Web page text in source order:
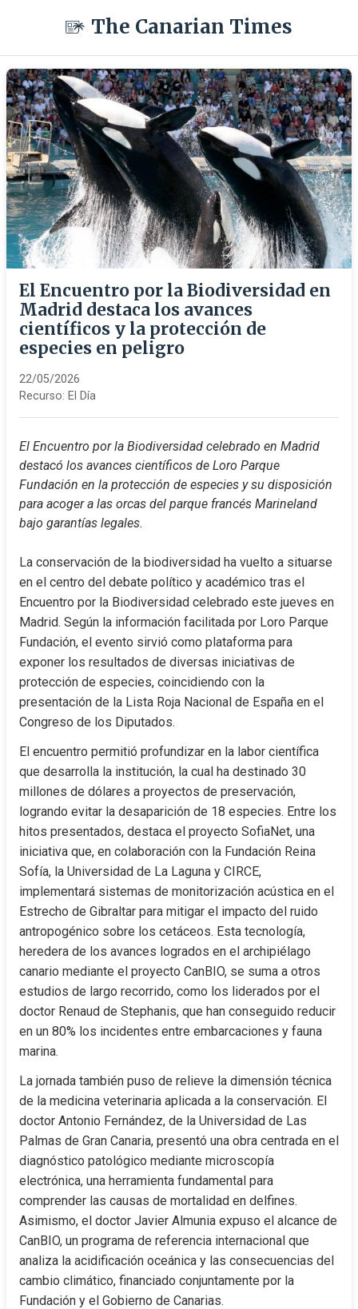
The Canarian Times
El Encuentro por la Biodiversidad en
Madrid destaca los avances
científicos y la protección de
especies en peligro
22/05/2026
Recurso: El Día
El Encuentro por la Biodiversidad celebrado en Madrid
destacó los avances científicos de Loro Parque
Fundación en la protección de especies y su disposición
para acoger a las orcas del parque francés Marineland
bajo garantías legales.
La conservación de la biodiversidad ha vuelto a situarse
en el centro del debate político y académico tras el
Encuentro por la Biodiversidad celebrado este jueves en
Madrid. Según la información facilitada por Loro Parque
Fundación, el evento sirvió como plataforma para
exponer los resultados de diversas iniciativas de
protección de especies, coincidiendo con la
presentación de la Lista Roja Nacional de España en el
Congreso de los Diputados.
El encuentro permitió profundizar en la labor científica
que desarrolla la institución, la cual ha destinado 30
millones de dólares a proyectos de preservación,
logrando evitar la desaparición de 18 especies. Entre los
hitos presentados, destaca el proyecto SofiaNet, una
iniciativa que, en colaboración con la Fundación Reina
Sofía, la Universidad de La Laguna y CIRCE,
implementará sistemas de monitorización acústica en el
Estrecho de Gibraltar para mitigar el impacto del ruido
antropogénico sobre los cetáceos. Esta tecnología,
heredera de los avances logrados en el archipiélago
canario mediante el proyecto CanBIO, se suma a otros
estudios de largo recorrido, como los liderados por el
doctor Renaud de Stephanis, que han conseguido reducir
en un 80% los incidentes entre embarcaciones y fauna
marina.
La jornada también puso de relieve la dimensión técnica
de la medicina veterinaria aplicada a la conservación. El
doctor Antonio Fernández, de la Universidad de Las
Palmas de Gran Canaria, presentó una obra centrada en el
diagnóstico patológico mediante microscopía
electrónica, una herramienta fundamental para
comprender las causas de mortalidad en delfines.
Asimismo, el doctor Javier Almunia expuso el alcance de
CanBIO, un programa de referencia internacional que
analiza la acidificación oceánica y las consecuencias del
cambio climático, financiado conjuntamente por la
Fundación y el Gobierno de Canarias.